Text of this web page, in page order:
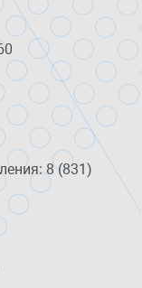
8 (831)